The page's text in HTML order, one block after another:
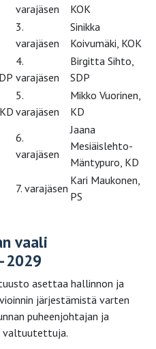
varajäsen
KOK
3.
varajäsen
Sinikka
Koivumäki, KOK
4.
varajäsen
Birgitta Sihto,
SDP
5.
varajäsen
Mikko Vuorinen,
KD
6.
varajäsen
Jaana
Mesiäislehto-
Mäntypuro, KD
7. varajäsen
Kari Maukonen,
PS
vaali
asettaa hallinnon ja
järjestämistä varten
puheenjohtajan ja
valtuutettuja.